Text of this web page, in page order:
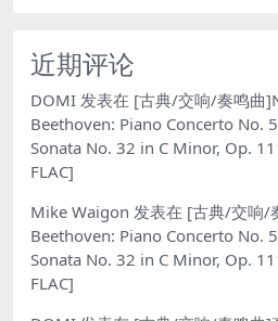
近期评论
DOMI 发表在 [古典/交响/奏鸣曲
Beethoven: Piano Concerto No.
Sonata No. 32 in C Minor, Op.
FLAC]
Mike Waigon 发表在 [古典/交响/
Beethoven: Piano Concerto No.
Sonata No. 32 in C Minor, Op.
FLAC]